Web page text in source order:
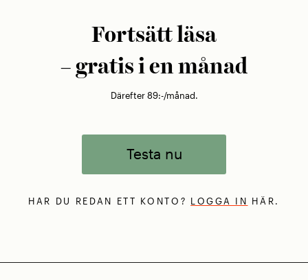
Fortsätt läsa
– gratis i en månad
Därefter 89:-/månad.
Testa nu
HAR DU REDAN ETT KONTO? LOGGA IN HÄR.